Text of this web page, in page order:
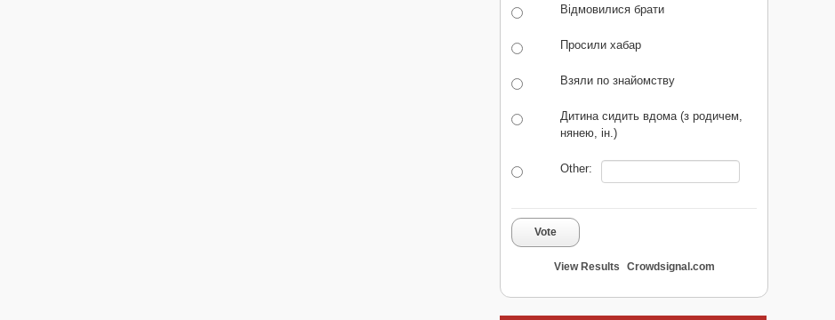
Відмовилися брати
Просили хабар
Взяли по знайомству
Дитина сидить вдома (з родичем,
нянею, ін.)
Other:
Vote
View Results Crowdsignal.com